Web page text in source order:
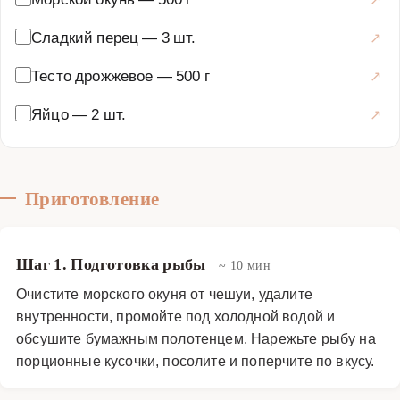
бойтесь экспериментировать с начинкой: добавьте
картофель, грибы или сыр для еще более насыщенного
которое можно приготовить на любой случай.
Основные блюда ·Рыбные блюда
Сладкий перец — 3 шт.
Тесто дрожжевое — 500 г
Яйцо— 2 шт.
Приготовление
Шаг 1. Подготовка рыбы ~ 10 мин
Очистите морского окуня от чешуи, удалите
внутренности, промойте под холодной водой и
обсушите бумажным полотенцем. Нарежьте рыбу на
порционные кусочки, посолите и поперчите по вкусу.